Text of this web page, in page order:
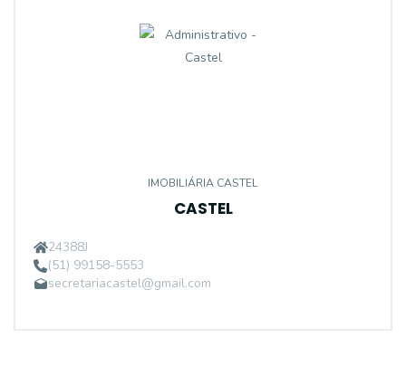
IMOBILIÁRIA CASTEL
CASTEL
24388J
(51) 99158-5553
secretariacastel@gmail.com